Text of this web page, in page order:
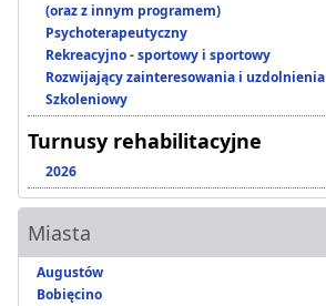
(oraz z innym programem)
Psychoterapeutyczny
Rekreacyjno - sportowy i sportowy
Rozwijający zainteresowania i uzdolnienia
Szkoleniowy
Turnusy rehabilitacyjne
2026
Miasta
Augustów
Bobięcino